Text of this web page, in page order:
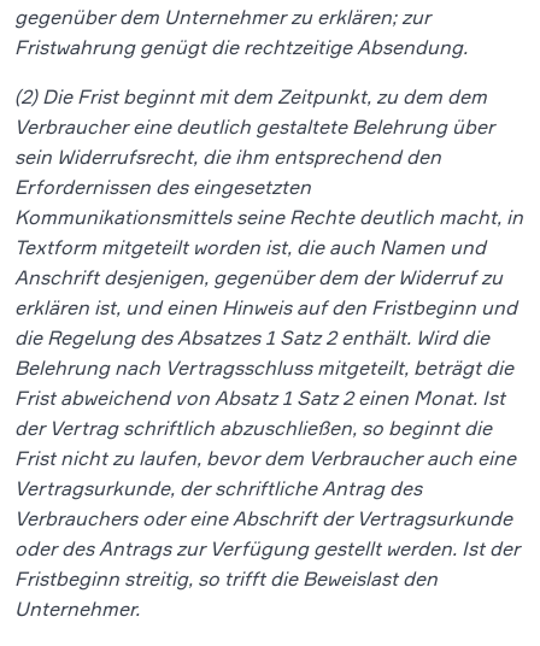
gegenüber dem Unternehmer zu erklären; zur
Fristwahrung genügt die rechtzeitige Absendung.
(2) Die Frist beginnt mit dem Zeitpunkt, zu dem dem
Verbraucher eine deutlich gestaltete Belehrung über
sein Widerrufsrecht, die ihm entsprechend den
Erfordernissen des eingesetzten
Kommunikationsmittels seine Rechte deutlich macht, in
Textform mitgeteilt worden ist, die auch Namen und
Anschrift desjenigen, gegenüber dem der Widerruf zu
erklären ist, und einen Hinweis auf den Fristbeginn und
die Regelung des Absatzes 1 Satz 2 enthält. Wird die
Belehrung nach Vertragsschluss mitgeteilt, beträgt die
Frist abweichend von Absatz 1 Satz 2 einen Monat. Ist
der Vertrag schriftlich abzuschließen, so beginnt die
Frist nicht zu laufen, bevor dem Verbraucher auch eine
Vertragsurkunde, der schriftliche Antrag des
Verbrauchers oder eine Abschrift der Vertragsurkunde
oder des Antrags zur Verfügung gestellt werden. Ist der
Fristbeginn streitig, so trifft die Beweislast den
Unternehmer.